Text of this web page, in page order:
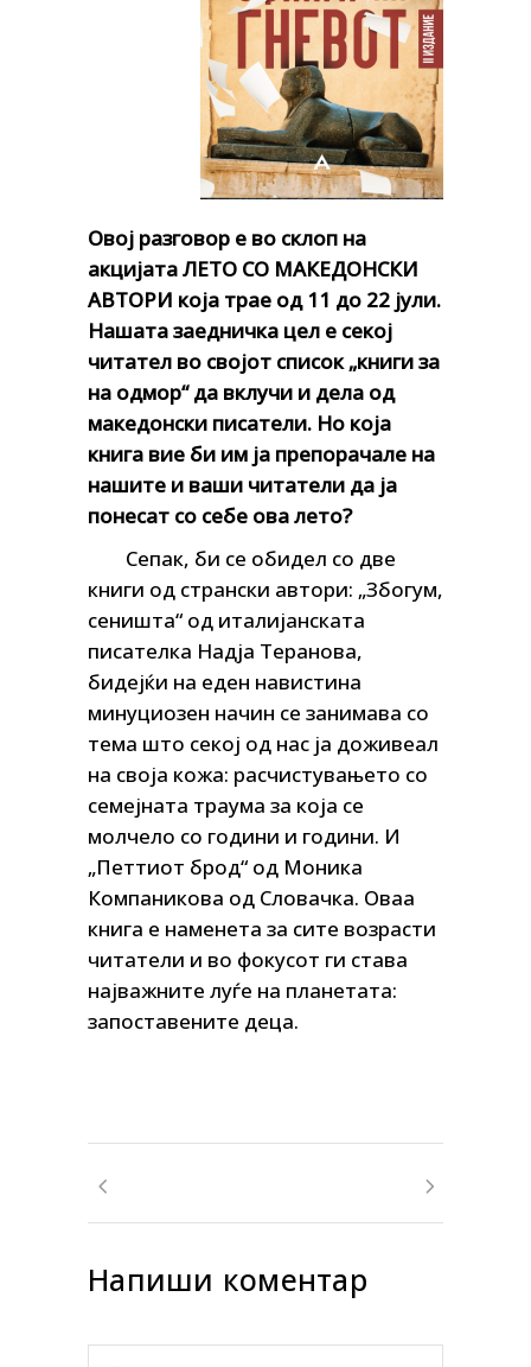
Овој разговор е во склоп на
акцијата ЛЕТО СО МАКЕДОНСКИ
АВТОРИ која трае од 11 до 22 јули.
Нашата заедничка цел е секој
читател во својот список „книги за
на одмор“ да вклучи и дела од
македонски писатели. Но која
книга вие би им ја препорачале на
нашите и ваши читатели да ја
понесат со себе ова лето?
Сепак, би се обидел со две
книги од странски автори: „Збогум,
сеништа“ од италијанската
писателка Надја Теранова,
бидејќи на еден навистина
минуциозен начин се занимава со
тема што секој од нас ја доживеал
на своја кожа: расчистувањето со
семејната траума за која се
молчело со години и години. И
„Петтиот брод“ од Моника
Компаникова од Словачка. Оваа
книга е наменета за сите возрасти
читатели и во фокусот ги става
најважните луѓе на планетата:
запоставените деца.
Напиши коментар